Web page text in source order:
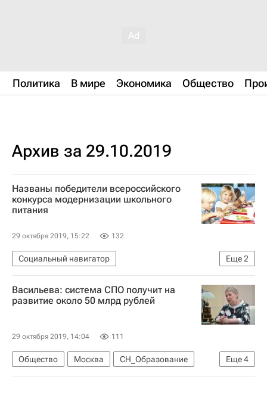
Политика В мире Экономика Общество
Архив за 29.10.2019
Названы победители всероссийского
конкурса модернизации школьного
питания
29 октября 2019, 15:22 132
Еще2
Социальный навигатор
Министерство просвещения России (Минпросвещения России)
Россия
Васильева: система СПО получит на
развитие около 50 млрд рублей
29 октября 2019, 14:04 111
Еще4
Общество Москва
СН_Образование
Ольга Васильева
Социальный навигатор